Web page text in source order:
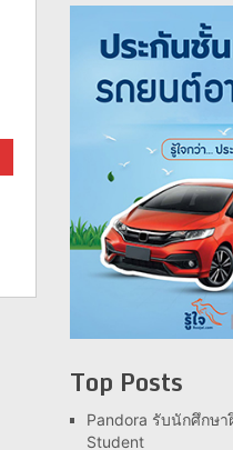
Top Posts
Pandora รับนักศึกษา
Student